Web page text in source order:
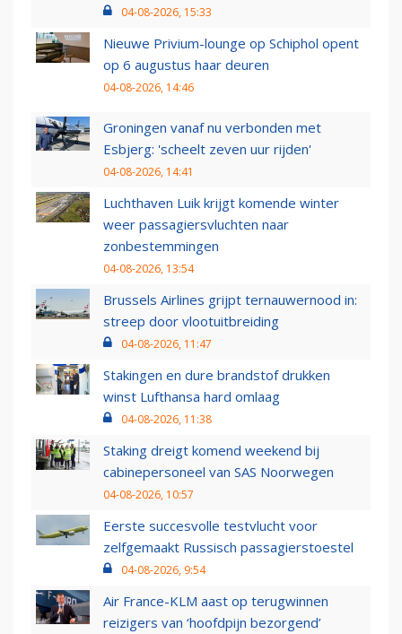
04-08-2026, 15:33
Nieuwe Privium-lounge op Schiphol opent
op 6 augustus haar deuren
04-08-2026, 14:46
Groningen vanaf nu verbonden met
Esbjerg: 'scheelt zeven uur rijden'
04-08-2026, 14:41
Luchthaven Luik krijgt komende winter
weer passagiersvluchten naar
zonbestemmingen
04-08-2026, 13:54
Brussels Airlines grijpt ternauwernood in:
streep door vlootuitbreiding
04-08-2026, 11:47
Stakingen en dure brandstof drukken
winst Lufthansa hard omlaag
04-08-2026, 11:38
Staking dreigt komend weekend bij
cabinepersoneel van SAS Noorwegen
04-08-2026, 10:57
Eerste succesvolle testvlucht voor
zelfgemaakt Russisch passagierstoestel
04-08-2026, 9:54
Air France-KLM aast op terugwinnen
reizigers van ‘hoofdpijn bezorgend’